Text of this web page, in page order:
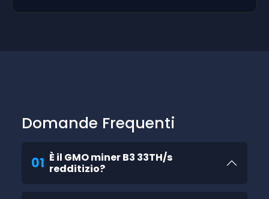
Domande Frequenti
01 È il GMO miner B3 33TH/s
redditizio?